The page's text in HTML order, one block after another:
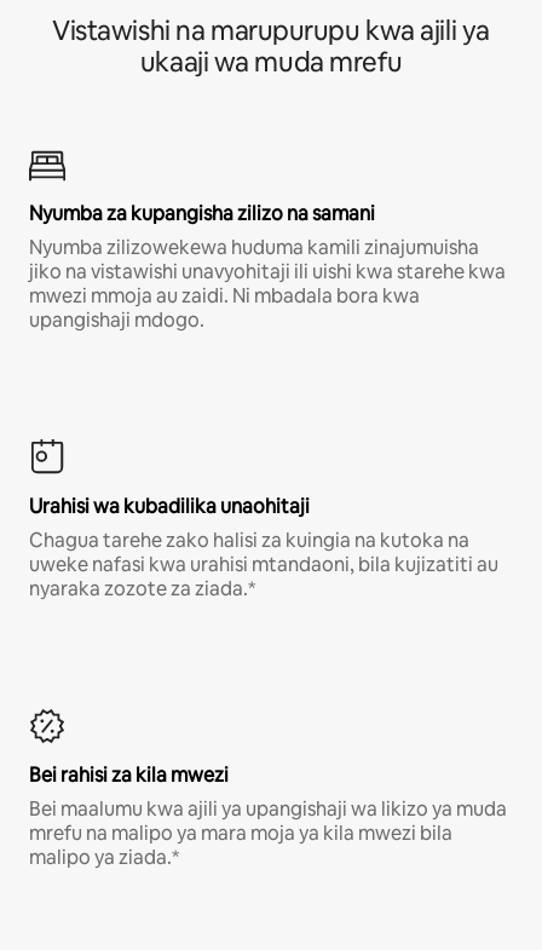
Vistawishi na marupurupu kwa ajili ya
ukaaji wa muda mrefu
Nyumba za kupangisha zilizo na samani
Nyumba zilizowekewa huduma kamili zinajumuisha
jiko na vistawishi unavyohitaji ili uishi kwa starehe kwa
mwezi mmoja au zaidi. Ni mbadala bora kwa
upangishaji mdogo.
Urahisi wa kubadilika unaohitaji
Chagua tarehe zako halisi za kuingia na kutoka na
uweke nafasi kwa urahisi mtandaoni, bila kujizatiti au
nyaraka zozote za ziada.*
Bei rahisi za kila mwezi
Bei maalumu kwa ajili ya upangishaji wa likizo ya muda
mrefu na malipo ya mara moja ya kila mwezi bila
malipo ya ziada.*